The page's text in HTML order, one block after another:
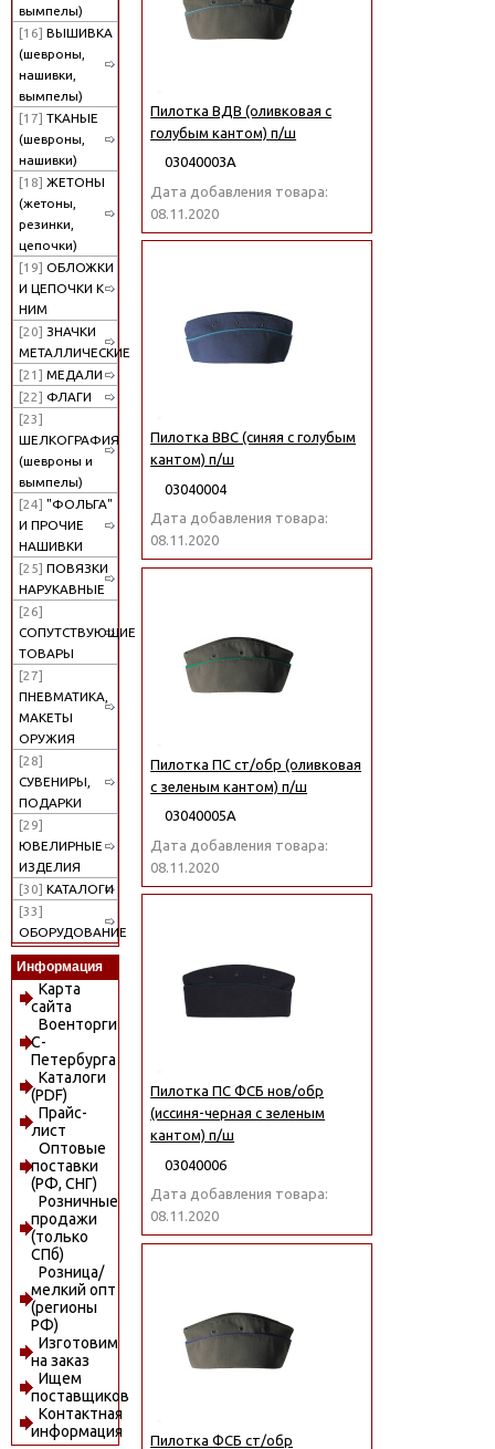
вымпелы)
[16] ВЫШИВКА
(шевроны,
нашивки,
вымпелы)
[17] ТКАНЫЕ
(шевроны,
нашивки)
[18] ЖЕТОНЫ
(жетоны,
резинки,
цепочки)
[19] ОБЛОЖКИ
И ЦЕПОЧКИ К
НИМ
[20] ЗНАЧКИ
МЕТАЛЛИЧЕСКИЕ
[21] МЕДАЛИ
[22] ФЛАГИ
[23]
ШЕЛКОГРАФИЯ
(шевроны и
вымпелы)
[24] "ФОЛЬГА"
И ПРОЧИЕ
НАШИВКИ
[25] ПОВЯЗКИ
НАРУКАВНЫЕ
[26]
СОПУТСТВУЮЩИЕ
ТОВАРЫ
[27]
ПНЕВМАТИКА,
МАКЕТЫ
ОРУЖИЯ
[28]
СУВЕНИРЫ,
ПОДАРКИ
[29]
ЮВЕЛИРНЫЕ
ИЗДЕЛИЯ
[30] КАТАЛОГИ
[33]
ОБОРУДОВАНИЕ
Информация
Карта
сайта
Военторги
С-
Петербурга
Каталоги
(PDF)
Прайс-
лист
Оптовые
поставки
(РФ, СНГ)
Розничные
продажи
(только
СПб)
Розница/
мелкий опт
(регионы
РФ)
Изготовим
на заказ
Ищем
поставщиков
Контактная
информация
Пилотка ВДВ (оливковая с
голубым кантом) п/ш
03040003А
Дата добавления товара:
08.11.2020
Пилотка ВВС (синяя с голубым
кантом) п/ш
03040004
Дата добавления товара:
08.11.2020
Пилотка ПС ст/обр (оливковая
с зеленым кантом) п/ш
03040005А
Дата добавления товара:
08.11.2020
Пилотка ПС ФСБ нов/обр
(иссиня-черная с зеленым
кантом) п/ш
03040006
Дата добавления товара:
08.11.2020
Пилотка ФСБ ст/обр